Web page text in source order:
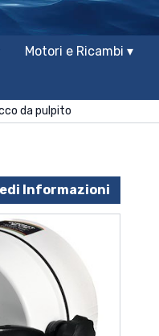
Motori e Ricambi ▾
da pulpito
Informazioni